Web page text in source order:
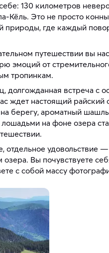
130 километров
Кёль. Это не просто
природы, где каждый
путешествии вы
эмоций от
тропинкам.
долгожданная встреча с
ждет настоящий
берегу, ароматный
лошадьми на фоне озера
отдельное удовольствие
Вы почувствуете
с собой массу